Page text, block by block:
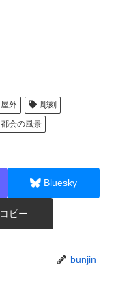
屋外
彫刻
都会の風景
Bluesky
コピー
bunjin